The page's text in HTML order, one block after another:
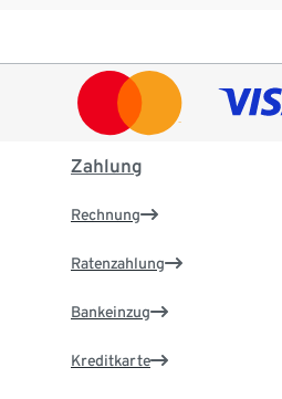
Zahlung
Rechnung
Ratenzahlung
Bankeinzug
Kreditkarte